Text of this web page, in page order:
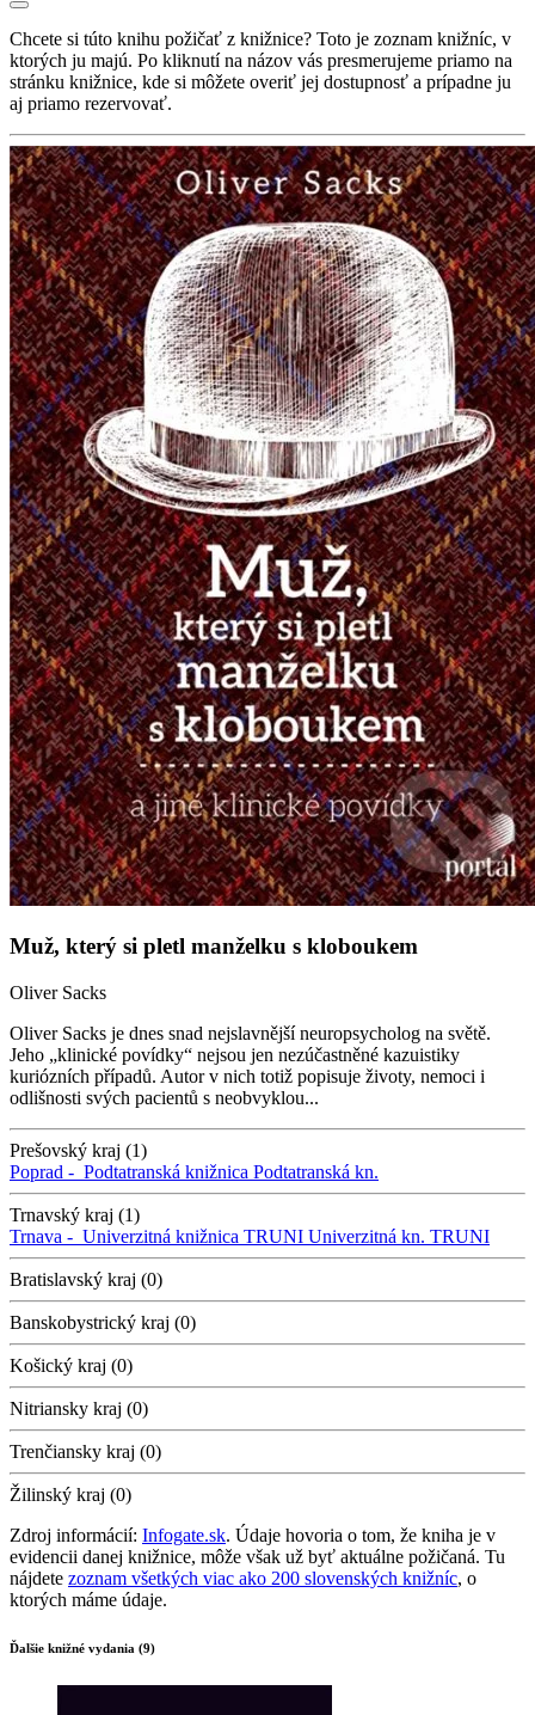
Chcete si túto knihu požičať z knižnice? Toto je zoznam knižníc, v
ktorých ju majú. Po kliknutí na názov vás presmerujeme priamo na
stránku knižnice, kde si môžete overiť jej dostupnosť a prípadne ju
aj priamo rezervovať.
Muž, který si pletl manželku s kloboukem
Oliver Sacks
Oliver Sacks je dnes snad nejslavnější neuropsycholog na světě.
Jeho „klinické povídky“ nejsou jen nezúčastněné kazuistiky
kuriózních případů. Autor v nich totiž popisuje životy, nemoci i
odlišnosti svých pacientů s neobvyklou...
Prešovský kraj (1)
Poprad - Podtatranská knižnica Podtatranská kn.
Trnavský kraj (1)
Trnava - Univerzitná knižnica TRUNI Univerzitná kn. TRUNI
Bratislavský kraj (0)
Banskobystrický kraj (0)
Košický kraj (0)
Nitriansky kraj (0)
Trenčiansky kraj (0)
Žilinský kraj (0)
Zdroj informácií: Infogate.sk. Údaje hovoria o tom, že kniha je v
evidencii danej knižnice, môže však už byť aktuálne požičaná. Tu
nájdete zoznam všetkých viac ako 200 slovenských knižníc, o
ktorých máme údaje.
Ďalšie knižné vydania (9)